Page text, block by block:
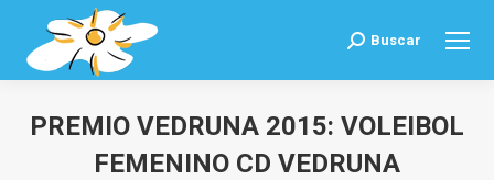
Buscar:
Buscar
PREMIO VEDRUNA 2015: VOLEIBOL
FEMENINO CD VEDRUNA